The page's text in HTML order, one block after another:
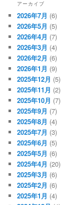
アーカイブ
2026年7月 (6)
2026年5月 (5)
2026年4月 (7)
2026年3月 (4)
2026年2月 (6)
2026年1月 (9)
2025年12月 (5)
2025年11月 (2)
2025年10月 (7)
2025年9月 (7)
2025年8月 (4)
2025年7月 (3)
2025年6月 (5)
2025年5月 (6)
2025年4月 (20)
2025年3月 (6)
2025年2月 (6)
2025年1月 (4)